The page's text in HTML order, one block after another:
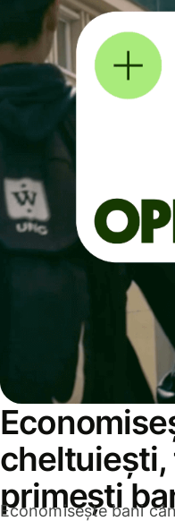
primești
Economisește bani